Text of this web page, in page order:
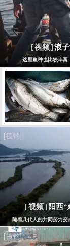
[视频]浪
这里鱼种也比较丰富
[筏钓]
[视频] 阳西
随着几代人的共同努力
[筏钓]